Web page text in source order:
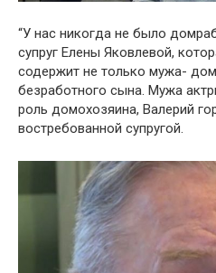
“У нас никогда не было
супруг Елены Яковлевой,
содержит не только мужа-
безработного сына. Мужа
роль домохозяина, Валерий
востребованной супругой.